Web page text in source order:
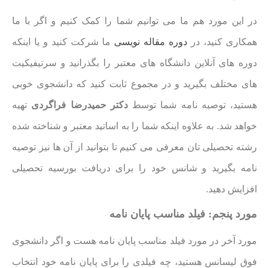
در این مورد هم ما می توانیم شما را کمک کنیم و اگر با ما
همکاری کنید، در دوره مقاله نویسی ما شرکت کنید و یا اینکه
دوره های آنلاین دانشگاه های معتبر را بگذرانید و سرتیفیکیت
های مختلف بگیرید و در مجموع ثابت کنید که دانشجوی خوبی
هستید، توصیه نامه شما توسطدکتر حمیدرضا فراگردی تهیه
خواهد شد. به علاوه اینکه شما را به اساتید معتبر و شناخته شده
رشته تحصیلی تان معرفی می کنیم تا بتوانید از آن ها نیز توصیه
نامه بگیرید و شانس خود را برای دریافت بورسیه تحصیلی
افزایش دهید.
مورد پنجم: فیلد مناسب پایان نامه
مورد آخر در مورد فیلد مناسب پایان نامه هست و اگر دانشجوی
فوق لیسانس هستید، چه فیلدی را برای پایان نامه خود انتخاب